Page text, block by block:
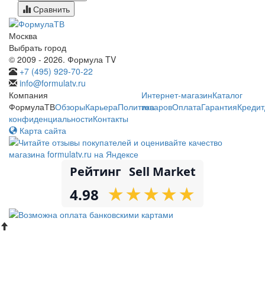
Сравнить
Москва
Выбрать город
© 2009 - 2026. Формула TV
+7 (495) 929-70-22
info@formulatv.ru
Компания
ФормулаТВОбзорыКарьераПолитика
конфиденциальностиКонтакты
Интернет-магазинКаталог
товаровОплатаГарантияКредит
Карта сайта
Рейтинг Sell Market
4.98 ★
★★
★★
★★
★★
★